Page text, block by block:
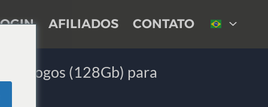
AFILIADOS CONTATO
Jogos (128Gb) para